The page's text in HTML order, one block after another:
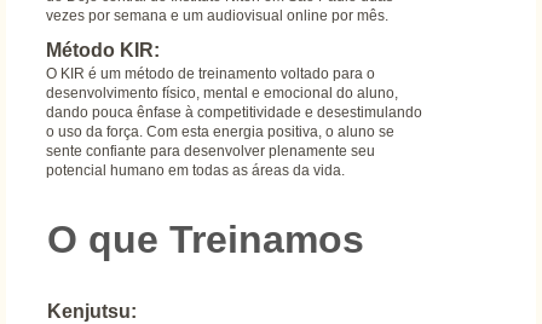
vezes por semana e um audiovisual online por mês.
Método KIR:
O KIR é um método de treinamento voltado para o
desenvolvimento físico, mental e emocional do aluno,
dando pouca ênfase à competitividade e desestimulando
o uso da força. Com esta energia positiva, o aluno se
sente confiante para desenvolver plenamente seu
potencial humano em todas as áreas da vida.
O que Treinamos
Kenjutsu: